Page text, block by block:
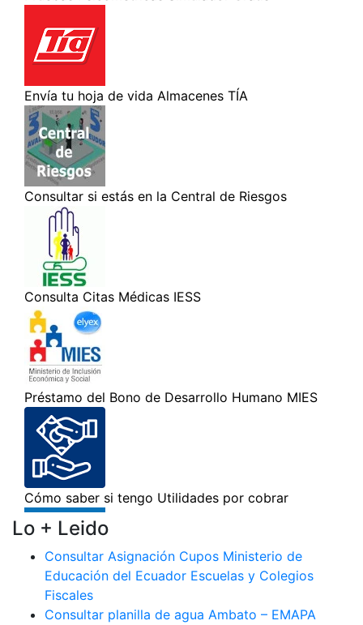
Lo + Leido
Consultar Asignación Cupos Ministerio de
Educación del Ecuador Escuelas y Colegios
Fiscales
Consultar planilla de agua Ambato – EMAPA